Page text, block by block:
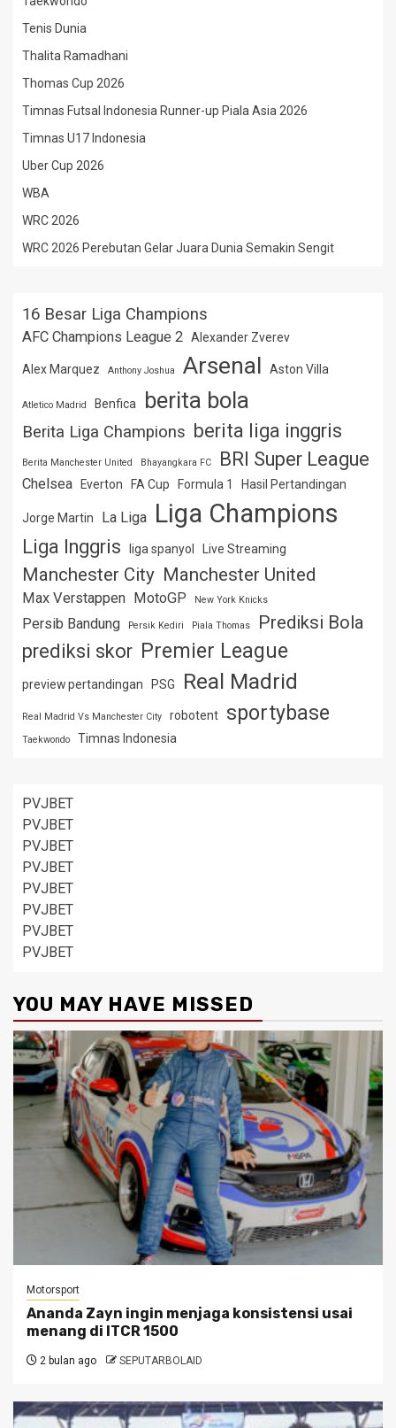
Tenis Dunia
Thalita Ramadhani
Thomas Cup 2026
Timnas Futsal Indonesia Runner-up Piala Asia 2026
Timnas U17 Indonesia
Uber Cup 2026
WBA
WRC 2026
WRC 2026 Perebutan Gelar Juara Dunia Semakin Sengit
16 Besar Liga Champions
AFC Champions League 2 Alexander Zverev
Alex Marquez Anthony Joshua Arsenal Aston Villa
Atletico Madrid Benfica berita bola
Berita Liga Champions berita liga inggris
Berita Manchester United Bhayangkara FC BRI Super League
Chelsea Everton FA Cup Formula 1 Hasil Pertandingan
Jorge Martin La Liga Liga Champions
Liga Inggris liga spanyol Live Streaming
Manchester City Manchester United
Max Verstappen MotoGP New York Knicks
Persib Bandung Persik Kediri Piala Thomas Prediksi Bola
prediksi skor Premier League
preview pertandingan PSG Real Madrid
Real Madrid Vs Manchester City robotent sportybase
Taekwondo Timnas Indonesia
PVJBET
PVJBET
PVJBET
PVJBET
PVJBET
PVJBET
PVJBET
PVJBET
YOU MAY HAVE MISSED
Motorsport
Ananda Zayn ingin menjaga konsistensi usai
menang di ITCR 1500
2 bulan ago SEPUTARBOLAID